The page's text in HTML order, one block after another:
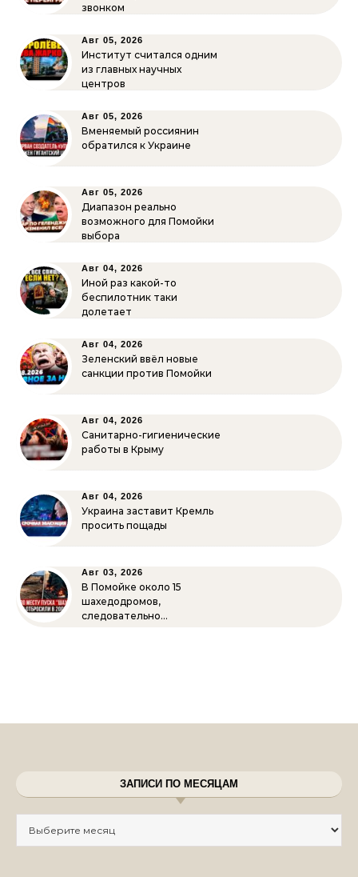
звонком
Авг 05, 2026
Институт считался одним
из главных научных
центров
Авг 05, 2026
Вменяемый россиянин
обратился к Украине
Авг 05, 2026
Диапазон реально
возможного для Помойки
выбора
Авг 04, 2026
Иной раз какой-то
беспилотник таки
долетает
Авг 04, 2026
Зеленский ввёл новые
санкции против Помойки
Авг 04, 2026
Санитарно-гигиенические
работы в Крыму
Авг 04, 2026
Украина заставит Кремль
просить пощады
Авг 03, 2026
В Помойке около 15
шахедодромов,
следовательно…
ЗАПИСИ ПО МЕСЯЦАМ